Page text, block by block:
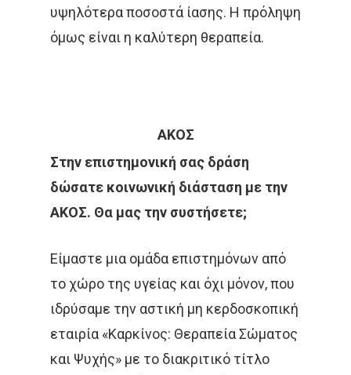
υψηλότερα ποσοστά ίασης. Η πρόληψη
όμως είναι η καλύτερη θεραπεία.
ΑΚΟΣ
Στην επιστημονική σας δράση
δώσατε κοινωνική διάσταση με την
ΑΚΟΣ. Θα μας την συστήσετε;
Είμαστε μια ομάδα επιστημόνων από
το χώρο της υγείας και όχι μόνον, που
ιδρύσαμε την αστική μη κερδοσκοπική
εταιρία «Καρκίνος: Θεραπεία Σώματος
και Ψυχής» με το διακριτικό τίτλο